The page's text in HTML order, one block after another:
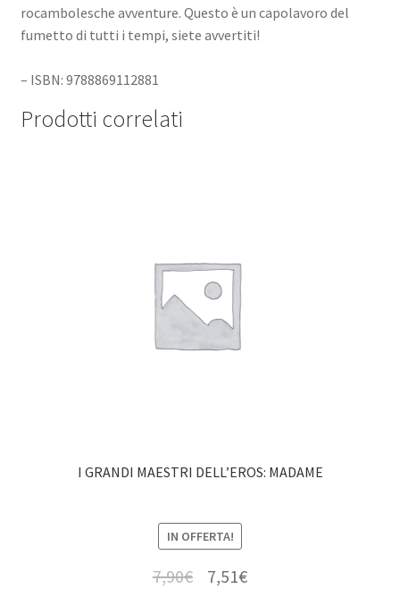
rocambolesche avventure. Questo è un capolavoro del
fumetto di tutti i tempi, siete avvertiti!
– ISBN: 9788869112881
Prodotti correlati
I GRANDI MAESTRI DELL’EROS: MADAME
IN OFFERTA!
7,90€ 7,51€